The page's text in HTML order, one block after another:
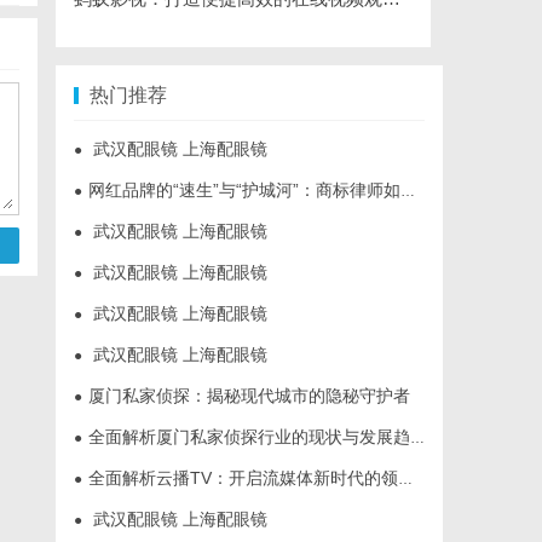
热门推荐
● 武汉配眼镜 上海配眼镜
● 网红品牌的“速生”与“护城河”：商标律师如何破解流量变现的知产焦虑
● 武汉配眼镜 上海配眼镜
● 武汉配眼镜 上海配眼镜
● 武汉配眼镜 上海配眼镜
● 武汉配眼镜 上海配眼镜
● 厦门私家侦探：揭秘现代城市的隐秘守护者
● 全面解析厦门私家侦探行业的现状与发展趋势
● 全面解析云播TV：开启流媒体新时代的领先平台
● 武汉配眼镜 上海配眼镜